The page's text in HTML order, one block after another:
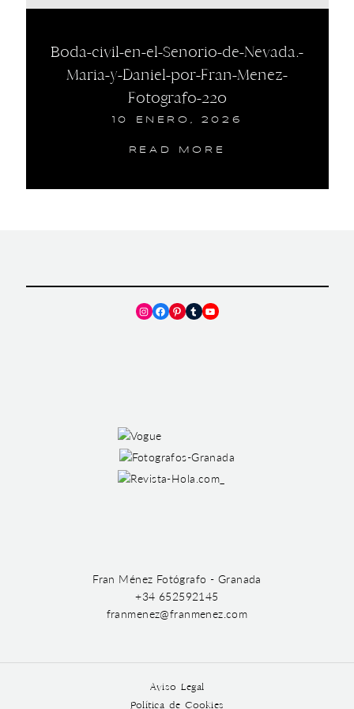
Boda-civil-en-el-Senorio-de-Nevada.-
Maria-y-Daniel-por-Fran-Menez-
Fotografo-220
10 ENERO, 2026
READ MORE
Instagram
Facebook
Pinterest
TumblrYouTube
Fran Ménez Fotógrafo - Granada
+34 652592145
franmenez@franmenez.com
Aviso Legal
Política de Cookies